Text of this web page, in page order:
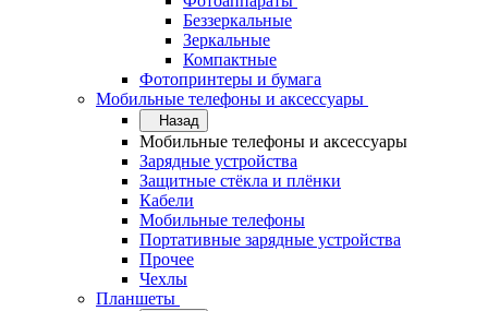
Беззеркальные
Зеркальные
Компактные
Фотопринтеры и бумага
Мобильные телефоны и аксессуары
Назад
Мобильные телефоны и аксессуары
Зарядные устройства
Защитные стёкла и плёнки
Кабели
Мобильные телефоны
Портативные зарядные устройства
Прочее
Чехлы
Планшеты